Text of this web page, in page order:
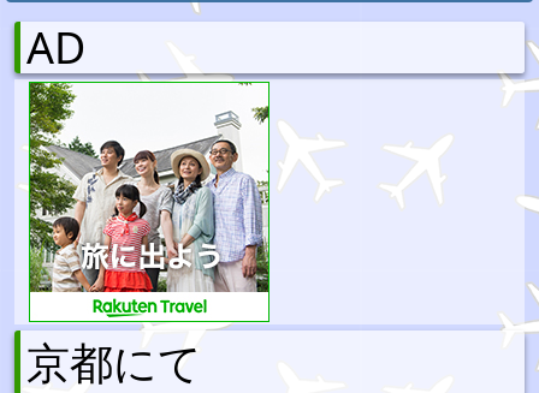
AD
京都にて